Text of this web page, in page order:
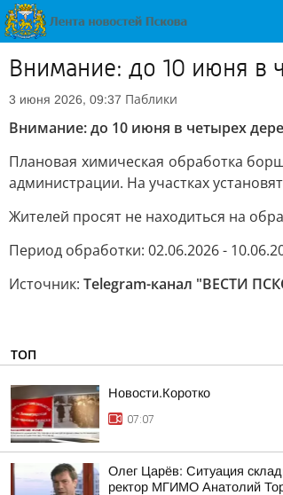
Внимание: до 10 июня в
3 июня 2026, 09:37 Паблики
Внимание: до 10 июня в четырех
Плановая химическая обработка
администрации. На участках
Жителей просят не находиться на
Период обработки: 02.06.2026 -
Источник: Telegram-канал "ВЕСТИ
ТОП
Новости.Коротко
07:07
Олег Царёв: Ситуация
ректор МГИМО Анатолий